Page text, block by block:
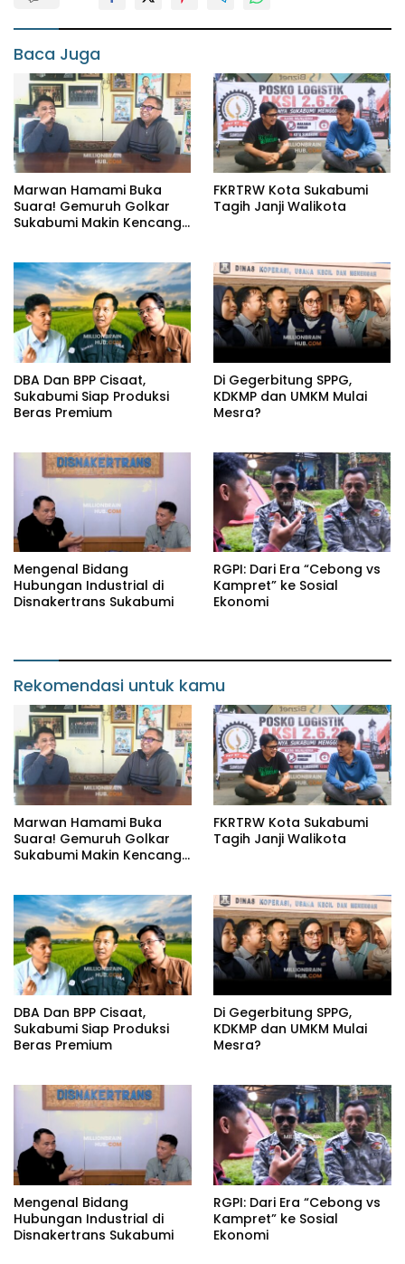
Baca Juga
Marwan Hamami Buka
Suara! Gemuruh Golkar
Sukabumi Makin Kencang,
FKRTRW Kota Sukabumi
Tagih Janji Walikota
DBA Dan BPP Cisaat,
Sukabumi Siap Produksi
Beras Premium
Di Gegerbitung SPPG,
KDKMP dan UMKM Mulai
Mesra?
Mengenal Bidang
Hubungan Industrial di
Disnakertrans Sukabumi
RGPI: Dari Era “Cebong vs
Kampret” ke Sosial
Ekonomi
Rekomendasi untuk kamu
Marwan Hamami Buka
Suara! Gemuruh Golkar
Sukabumi Makin Kencang,
FKRTRW Kota Sukabumi
Tagih Janji Walikota
DBA Dan BPP Cisaat,
Sukabumi Siap Produksi
Beras Premium
Di Gegerbitung SPPG,
KDKMP dan UMKM Mulai
Mesra?
Mengenal Bidang
Hubungan Industrial di
Disnakertrans Sukabumi
RGPI: Dari Era “Cebong vs
Kampret” ke Sosial
Ekonomi